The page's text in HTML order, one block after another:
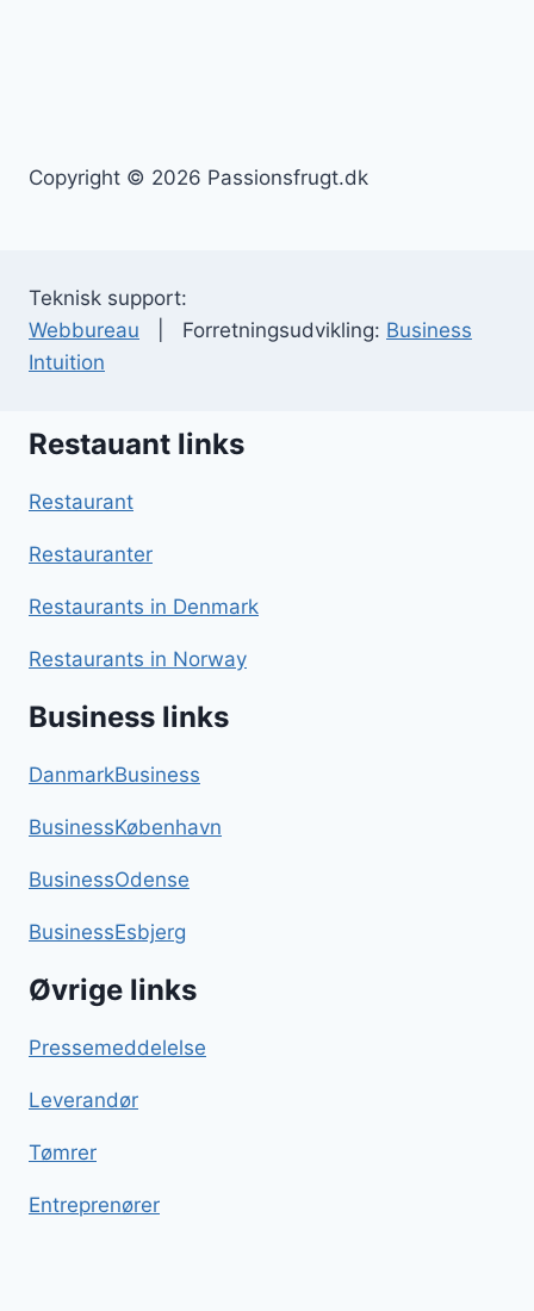
Copyright © 2026 Passionsfrugt.dk
Teknisk support:
Webbureau | Forretningsudvikling: Business
Intuition
Restauant links
Restaurant
Restauranter
Restaurants in Denmark
Restaurants in Norway
Business links
DanmarkBusiness
BusinessKøbenhavn
BusinessOdense
BusinessEsbjerg
Øvrige links
Pressemeddelelse
Leverandør
Tømrer
Entreprenører